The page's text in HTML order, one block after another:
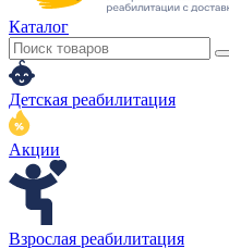
Каталог
Детская реабилитация
Акции
Взрослая реабилитация